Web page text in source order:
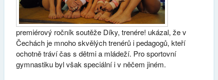
premiérový ročník soutěže Díky, trenére! ukázal, že v
Čechách je mnoho skvělých trenérů i pedagogů, kteří
ochotně tráví čas s dětmi a mládeží. Pro sportovní
gymnastiku byl však speciální i v něčem jiném.